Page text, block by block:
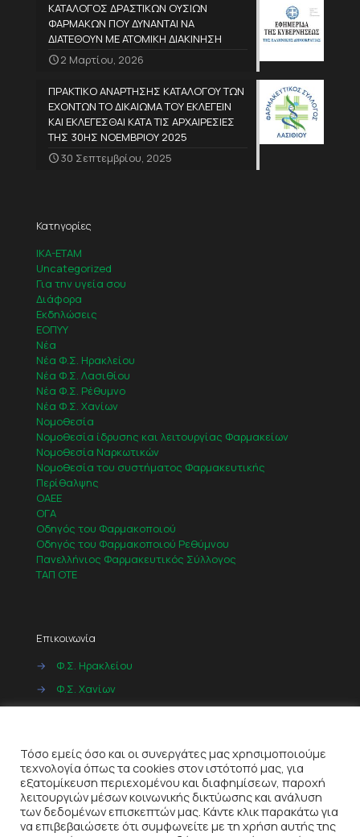
ΚΑΤΑΛΟΓΟΣ ΔΡΑΣΤΙΚΩΝ ΟΥΣΙΩΝ
ΦΑΡΜΑΚΩΝ ΠΟΥ ΔΥΝΑΝΤΑΙ ΝΑ
ΔΙΑΤΕΘΟΥΝ ΜΕ ΑΤΟΜΙΚΗ ΔΙΑΚΙΝΗΣΗ
2 Μαρτίου, 2026
ΠΡΑΚΤΙΚΟ ΑΝΑΡΤΗΣΗΣ ΚΑΤΑΛΟΓΟΥ ΤΩΝ
ΕΧΟΝΤΩΝ ΤΟ ΔΙΚΑΙΩΜΑ ΤΟΥ ΕΚΛΕΓΕΙΝ
ΚΑΙ ΕΚΛΕΓΕΣΘΑΙ ΚΑΤΑ ΤΙΣ ΑΡΧΑΙΡΕΣΙΕΣ
ΤΗΣ 30ΗΣ ΝΟΕΜΒΡΙΟΥ 2025
30 Σεπτεμβρίου, 2025
Κατηγορίες
IKA-ETAM
Uncategorized
Για την υγεία σου
Διάφορα
Εκδηλώσεις
ΕΟΠΥΥ
Νέα
Νέα Φ.Σ. Ηρακλείου
Νέα Φ.Σ. Λασιθίου
Νέα Φ.Σ. Ρέθυμνο
Νέα Φ.Σ. Χανίων
Νομοθεσία
Νομοθεσία ίδρυσης και λειτουργίας Φαρμακείων
Νομοθεσία Ναρκωτικών
Νομοθεσία του συστήματος Φαρμακευτικής
Περίθαλψης
ΟΑΕΕ
ΟΓΑ
Οδηγός του Φαρμακοποιού
Οδηγός του Φαρμακοποιού Ρεθύμνου
Πανελλήνιος Φαρμακευτικός Σύλλογος
ΤΑΠ ΟΤΕ
Επικοινωνία
→
Φ.Σ. Ηρακλείου
→
Φ.Σ. Χανίων
Τόσο εμείς όσο και οι συνεργάτες μας χρησιμοποιούμε
τεχνολογία όπως τα cookies στον ιστότοπό μας, για
εξατομίκευση περιεχομένου και διαφημίσεων, παροχή
λειτουργιών μέσων κοινωνικής δικτύωσης και ανάλυση
των δεδομένων επισκεπτών μας. Κάντε κλικ παρακάτω για
να επιβεβαιώσετε ότι συμφωνείτε με τη χρήση αυτής της